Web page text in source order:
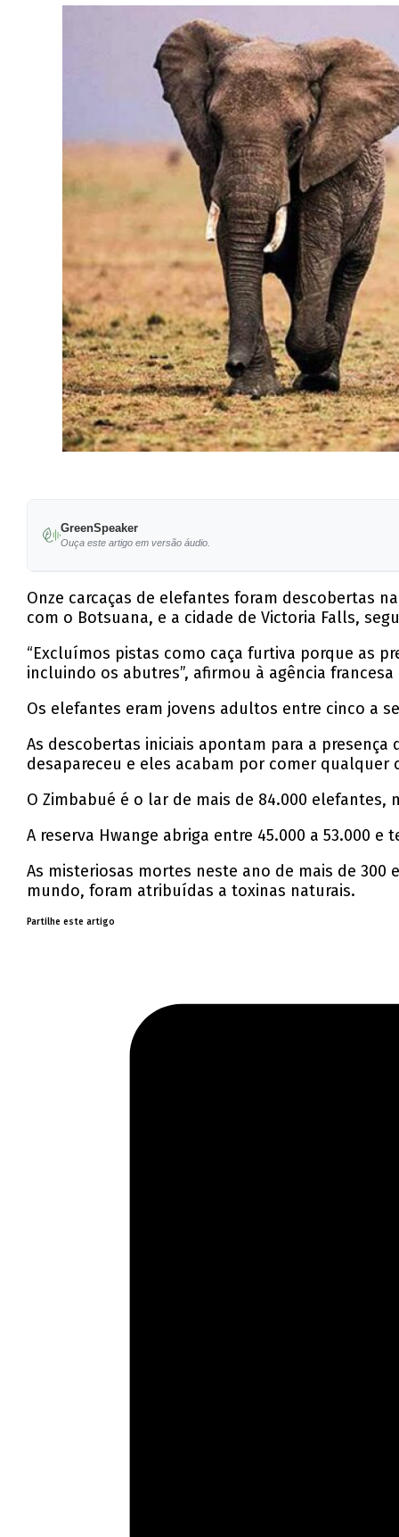
GreenSpeaker
Ouça este artigo em versão áudio.
Onze carcaças de elefantes foram descobertas
com o Botsuana, e a cidade de Victoria Falls,
“Excluímos pistas como caça furtiva porque as
incluindo os abutres”, afirmou à agência francesa
Os elefantes eram jovens adultos entre cinco a
As descobertas iniciais apontam para a
desapareceu e eles acabam por comer qualquer
O Zimbabué é o lar de mais de 84.000 elefantes,
A reserva Hwange abriga entre 45.000 a 53.000
As misteriosas mortes neste ano de mais de
mundo, foram atribuídas a toxinas naturais.
Partilhe este artigo